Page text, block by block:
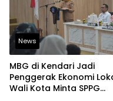
News
MBG di Kendari Jadi
Penggerak Ekonomi
Wali Kota Minta SPPG